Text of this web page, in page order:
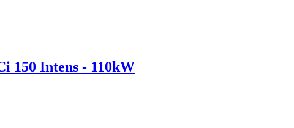
150 Intens - 110kW